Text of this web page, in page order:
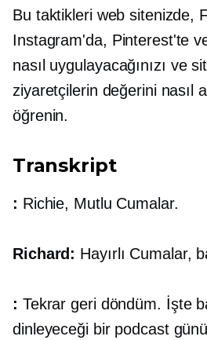
Bu taktikleri web sitenizde,
Instagram'da, Pinterest'te
nasıl uygulayacağınızı ve
ziyaretçilerin değerini nasıl
öğrenin.
Transkript
: Richie, Mutlu Cumalar.
Richard: Hayırlı Cumalar,
: Tekrar geri döndüm. İşte
dinleyeceği bir podcast